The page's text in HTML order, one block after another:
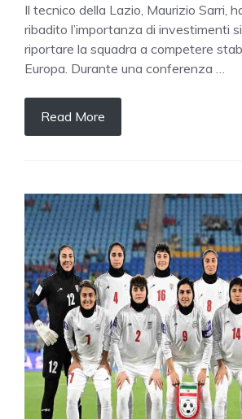
Il tecnico della Lazio, Maurizio Sarri,
ribadito l’importanza di investimenti
riportare la squadra a competere
Europa. Durante una conferenza …
Read More